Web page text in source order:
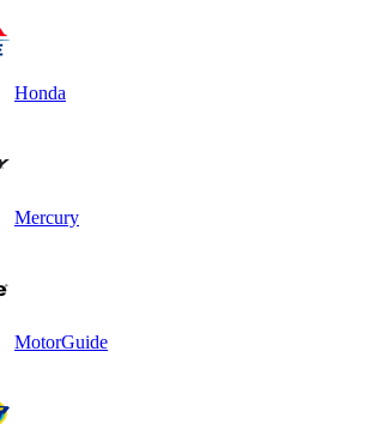
Honda
Mercury
MotorGuide